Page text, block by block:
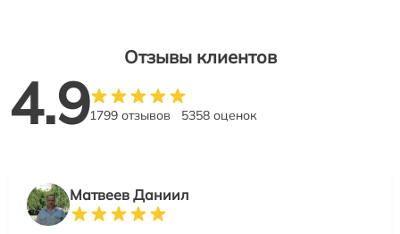
Отзывы клиентов
4.91799 отзывов 5358 оценок
Матвеев Даниил